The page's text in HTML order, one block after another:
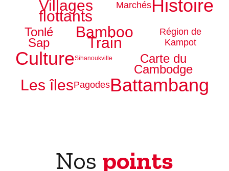
Villages
flottants
Marchés Histoire
Tonlé
Sap
Bamboo
Train
Région de
Kampot
CultureSihanoukville Carte du
Cambodge
Les îlesPagodesBattambang
Nos points